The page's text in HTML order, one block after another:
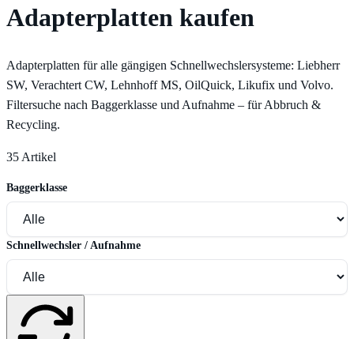
Adapterplatten kaufen
Adapterplatten für alle gängigen Schnellwechslersysteme: Liebherr
SW, Verachtert CW, Lehnhoff MS, OilQuick, Likufix und Volvo.
Filtersuche nach Baggerklasse und Aufnahme – für Abbruch &
Recycling.
35 Artikel
Baggerklasse
Schnellwechsler / Aufnahme